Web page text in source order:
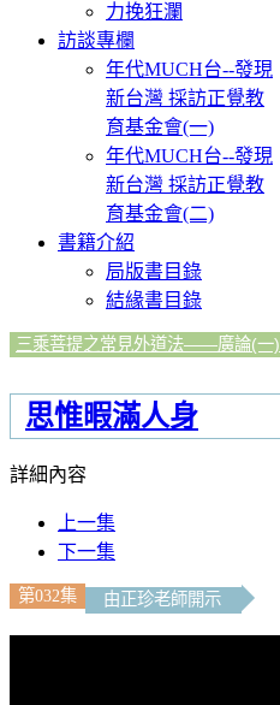
力挽狂瀾
訪談專欄
年代MUCH台--發現
新台灣 採訪正覺教
育基金會(一)
年代MUCH台--發現
新台灣 採訪正覺教
育基金會(二)
書籍介紹
局版書目錄
結緣書目錄
三乘菩提之常見外道法——廣論(一)
思惟暇滿人身
詳細內容
上一集
下一集
第032集 由正珍老師開示